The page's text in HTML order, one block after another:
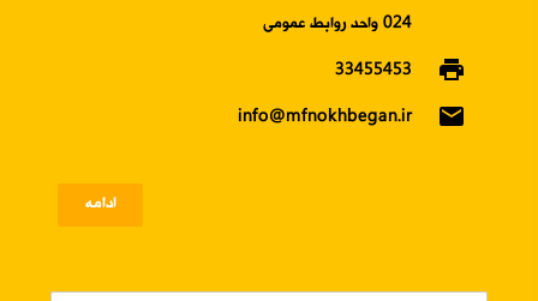
024 واحد روابط عمومی
print
33455453
email
info@mfnokhbegan.ir
ادامه